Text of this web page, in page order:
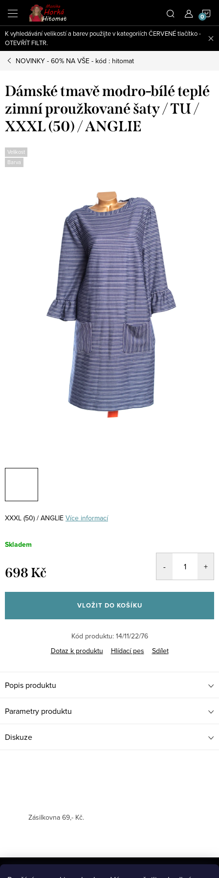
obsah
K vyhledávání velikostí a barev použijte v kategoriích ČERVENÉ tlačítko -
OTEVŘÍT FILTR.
NOVINKY - 60% NA VŠE - kód : hitomat
Dámské tmavě modro-bílé teplé
zimní proužkované šaty / TU /
XXXL (50) / ANGLIE
Velikost
Barva
XXXL (50) / ANGLIE Více informací
Skladem
698 Kč
cena:
VLOŽIT DO KOŠÍKU
Kód produktu: 14/11/22/76
Dotaz k produktu
Hlídací pes Sdílet
Popis produktu
Parametry produktu
Diskuze
Zásilkovna 69,- Kč.
Z